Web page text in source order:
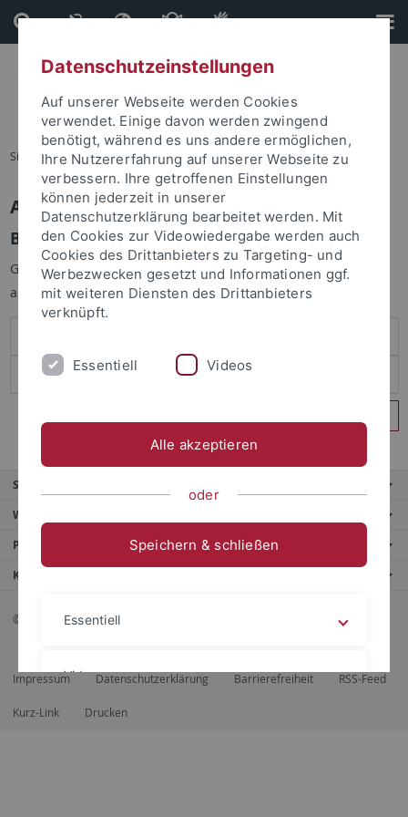
Direkt
zum
Inhalt
Direkt
zur
Fußleiste
Sie sind hier: Startseite
Anmelden
Benutzeranmeldung
Geben Sie Ihren Benutzernamen und Ihr Passwort an um sich
anzumelden:
Service
Weitere Angebote
Portale
Kontaktinfo
© 2026 Eberhard Karls Universität Tübingen, Tübingen
Impressum Datenschutzerklärung Barrierefreiheit RSS-Feed
Kurz-Link Drucken
Datenschutzeinstellungen
Auf unserer Webseite werden Cookies
verwendet. Einige davon werden zwingend
benötigt, während es uns andere ermöglichen,
Ihre Nutzererfahrung auf unserer Webseite zu
verbessern. Ihre getroffenen Einstellungen
können jederzeit in unserer
Datenschutzerklärung bearbeitet werden. Mit
den Cookies zur Videowiedergabe werden auch
Cookies des Drittanbieters zu Targeting- und
Werbezwecken gesetzt und Informationen ggf.
mit weiteren Diensten des Drittanbieters
verknüpft.
Essentiell Videos
Alle akzeptieren
oder
Speichern & schließen
Essentiell
Videos